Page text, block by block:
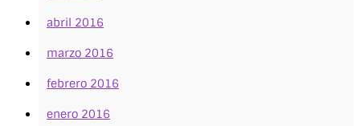
abril 2016
marzo 2016
febrero 2016
enero 2016